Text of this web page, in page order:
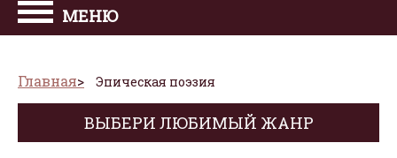
МЕНЮ
Главная Эпическая поэзия
ВЫБЕРИ ЛЮБИМЫЙ ЖАНР